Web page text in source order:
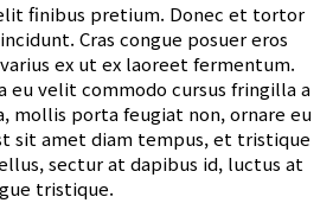
finibus pretium. Donec et tortor
Cras congue posuer eros
ex ut ex laoreet fermentum.
eu velit commodo cursus fringilla a
mollis porta feugiat non, ornare eu
sit amet diam tempus, et tristique
sectur at dapibus id, luctus at
tristique.